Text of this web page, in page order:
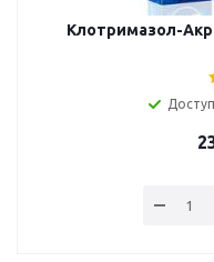
Клотримазол-